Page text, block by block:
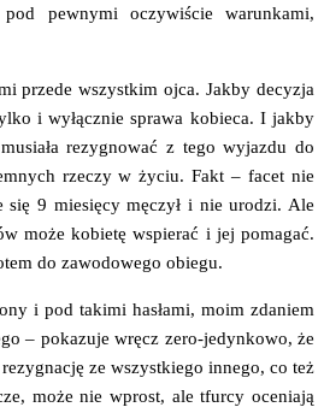
pew­ny­mi oczy­wi­ście warun­ka­mi,
przede wszyst­kim ojca. Jak­by decy­zja
i wyłącz­nie spra­wa kobie­ca. I jak­by
rezy­gno­wać z tego wyjaz­du do
rze­czy w życiu. Fakt – facet nie
się 9 mie­się­cy męczył i nie uro­dzi. Ale
może kobie­tę wspie­rać i jej poma­gać.
do zawo­do­we­go obiegu.
i pod taki­mi hasła­mi, moim zda­niem
– poka­zu­je wręcz zero-jedyn­ko­wo, że
ze wszyst­kie­go inne­go, co też
może nie wprost, ale tfur­cy oce­nia­ją